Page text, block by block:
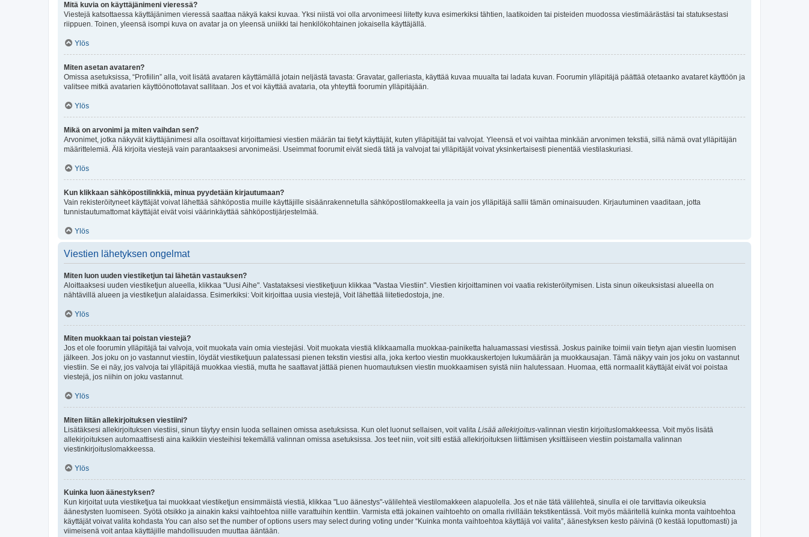
Mitä kuvia on käyttäjänimeni vieressä?
Viestejä katsottaessa käyttäjänimen vieressä saattaa näkyä kaksi kuvaa. Yksi niistä voi olla arvonimeesi liitetty kuva esimerkiksi tähtien, laatikoiden tai pisteiden muodossa viestimäärästäsi tai statuksestasi
riippuen. Toinen, yleensä isompi kuva on avatar ja on yleensä uniikki tai henkilökohtainen jokaisella käyttäjällä.
Ylös
Miten asetan avataren?
Omissa asetuksissa, “Profiilin” alla, voit lisätä avataren käyttämällä jotain neljästä tavasta: Gravatar, galleriasta, käyttää kuvaa muualta tai ladata kuvan. Foorumin ylläpitäjä päättää otetaanko avataret käyttöön ja
valitsee mitkä avatarien käyttöönottotavat sallitaan. Jos et voi käyttää avataria, ota yhteyttä foorumin ylläpitäjään.
Ylös
Mikä on arvonimi ja miten vaihdan sen?
Arvonimet, jotka näkyvät käyttäjänimesi alla osoittavat kirjoittamiesi viestien määrän tai tietyt käyttäjät, kuten ylläpitäjät tai valvojat. Yleensä et voi vaihtaa minkään arvonimen tekstiä, sillä nämä ovat ylläpitäjän
määrittelemiä. Älä kirjoita viestejä vain parantaaksesi arvonimeäsi. Useimmat foorumit eivät siedä tätä ja valvojat tai ylläpitäjät voivat yksinkertaisesti pienentää viestilaskuriasi.
Ylös
Kun klikkaan sähköpostilinkkiä, minua pyydetään kirjautumaan?
Vain rekisteröityneet käyttäjät voivat lähettää sähköpostia muille käyttäjille sisäänrakennetulla sähköpostilomakkeella ja vain jos ylläpitäjä sallii tämän ominaisuuden. Kirjautuminen vaaditaan, jotta
tunnistautumattomat käyttäjät eivät voisi väärinkäyttää sähköpostijärjestelmää.
Ylös
Viestien lähetyksen ongelmat
Miten luon uuden viestiketjun tai lähetän vastauksen?
Aloittaaksesi uuden viestiketjun alueella, klikkaa "Uusi Aihe". Vastataksesi viestiketjuun klikkaa "Vastaa Viestiin". Viestien kirjoittaminen voi vaatia rekisteröitymisen. Lista sinun oikeuksistasi alueella on
nähtävillä alueen ja viestiketjun alalaidassa. Esimerkiksi: Voit kirjoittaa uusia viestejä, Voit lähettää liitetiedostoja, jne.
Ylös
Miten muokkaan tai poistan viestejä?
Jos et ole foorumin ylläpitäjä tai valvoja, voit muokata vain omia viestejäsi. Voit muokata viestiä klikkaamalla muokkaa-painiketta haluamassasi viestissä. Joskus painike toimii vain tietyn ajan viestin luomisen
jälkeen. Jos joku on jo vastannut viestiin, löydät viestiketjuun palatessasi pienen tekstin viestisi alla, joka kertoo viestin muokkauskertojen lukumäärän ja muokkausajan. Tämä näkyy vain jos joku on vastannut
viestiin. Se ei näy, jos valvoja tai ylläpitäjä muokkaa viestiä, mutta he saattavat jättää pienen huomautuksen viestin muokkaamisen syistä niin halutessaan. Huomaa, että normaalit käyttäjät eivät voi poistaa
viestejä, jos niihin on joku vastannut.
Ylös
Miten liitän allekirjoituksen viestiini?
Lisätäksesi allekirjoituksen viestiisi, sinun täytyy ensin luoda sellainen omissa asetuksissa. Kun olet luonut sellaisen, voit valita Lisää allekirjoitus-valinnan viestin kirjoituslomakkeessa. Voit myös lisätä
allekirjoituksen automaattisesti aina kaikkiin viesteihisi tekemällä valinnan omissa asetuksissa. Jos teet niin, voit silti estää allekirjoituksen liittämisen yksittäiseen viestiin poistamalla valinnan
viestinkirjoituslomakkeessa.
Ylös
Kuinka luon äänestyksen?
Kun kirjoitat uuta viestiketjua tai muokkaat viestiketjun ensimmäistä viestiä, klikkaa "Luo äänestys"-välilehteä viestilomakkeen alapuolella. Jos et näe tätä välilehteä, sinulla ei ole tarvittavia oikeuksia
äänestysten luomiseen. Syötä otsikko ja ainakin kaksi vaihtoehtoa niille varattuihin kenttiin. Varmista että jokainen vaihtoehto on omalla rivillään tekstikentässä. Voit myös määritellä kuinka monta vaihtoehtoa
käyttäjät voivat valita kohdasta You can also set the number of options users may select during voting under “Kuinka monta vaihtoehtoa käyttäjä voi valita”, äänestyksen kesto päivinä (0 kestää loputtomasti) ja
viimeisenä voit antaa käyttäjille mahdollisuuden muuttaa ääntään.